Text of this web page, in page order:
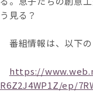
う見る？
番組情報は、以下の
https://
R6Z2J4WP1Z/ep/